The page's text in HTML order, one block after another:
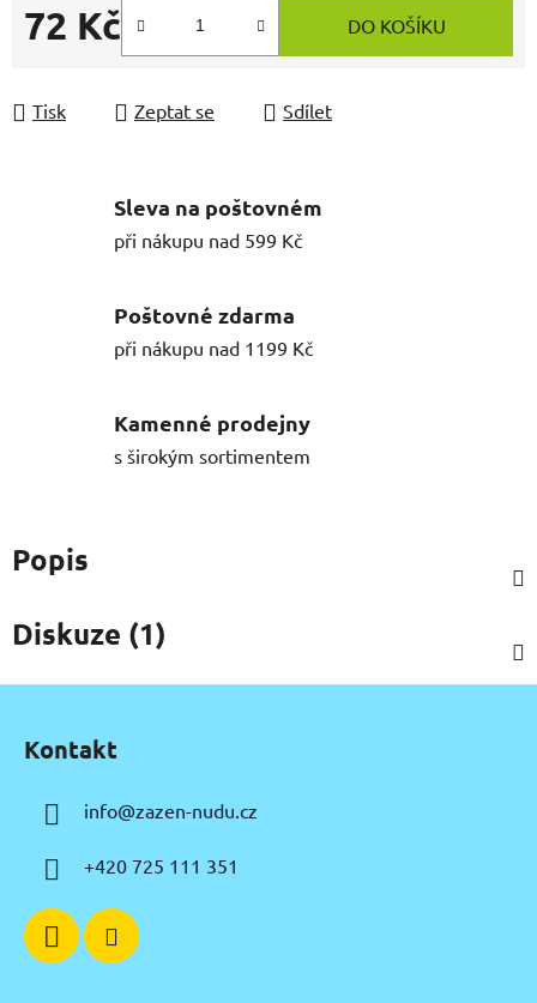
72 Kč
Měrná cena:
DO KOŠÍKU
Tisk Zeptat se Sdílet
Sleva na poštovném
při nákupu nad 599 Kč
Poštovné zdarma
při nákupu nad 1199 Kč
Kamenné prodejny
s širokým sortimentem
Popis
Diskuze (1)
Kontakt
info@zazen-nudu.cz
+420 725 111 351